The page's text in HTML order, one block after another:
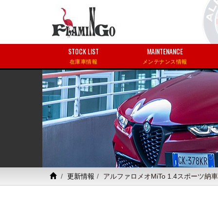
STOCK LIST
在庫車情報
MAINTENANCE
メンテナンス情報
更新情報 アルファロメオMiTo 1.4スポーツ納